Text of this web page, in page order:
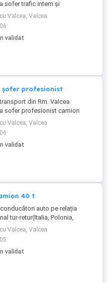
sofer trafic intern și
tur-retur (Italia, Spania,
Necesar experiență si
colete!!! Salariu
Relații la telefon
Valcea, Valcea
validat
șofer profesionist
din Rm. Valcea
sofer profesionist camion
t pentru trafic intern si
tur-retur( Italia, Spania,
categorie C+E, atestat
obligatoriu. Salariu motivant!!!
Valcea, Valcea
validat
40 t
auto pe relația
tur-retur(Italia, Polonia,
pentru mărfuri cu ADR.
atestat ADR colete! Salariu și
atractive! Mai multe relații la
Valcea, Valcea
validat